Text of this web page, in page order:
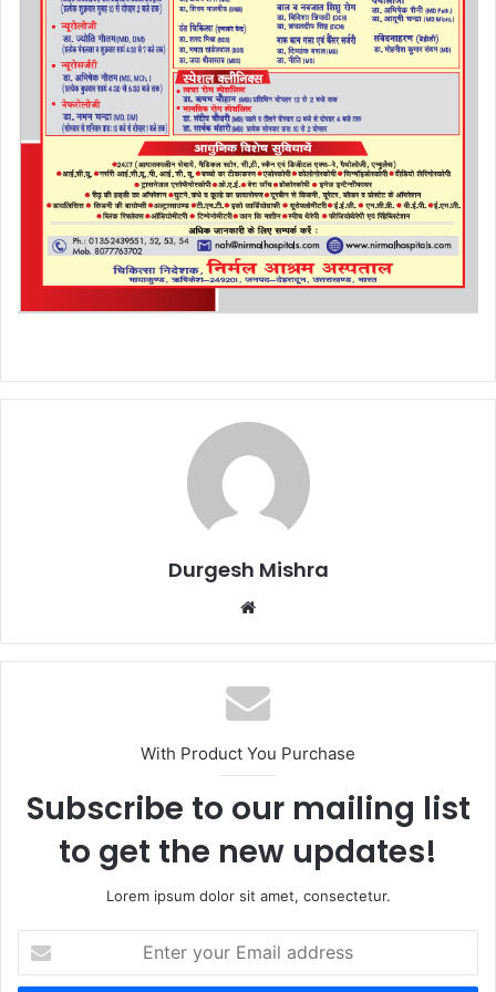
Durgesh Mishra
Website
With Product You Purchase
Subscribe to our mailing list
to get the new updates!
Lorem ipsum dolor sit amet, consectetur.
your
Email